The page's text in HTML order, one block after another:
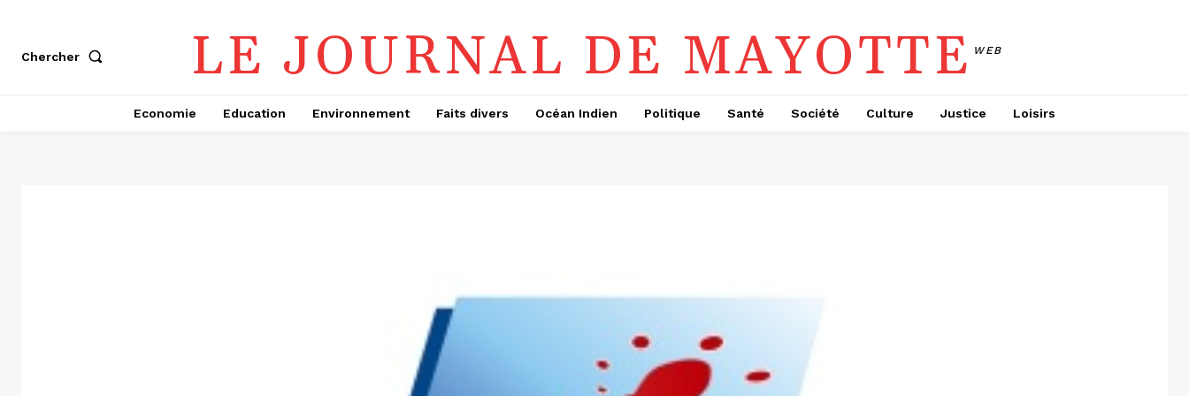
Chercher LE JOURNAL DE MAYOTTE WEB
Economie Education Environnement Faits divers Océan Indien Politique Santé Société Culture Justice Loisirs